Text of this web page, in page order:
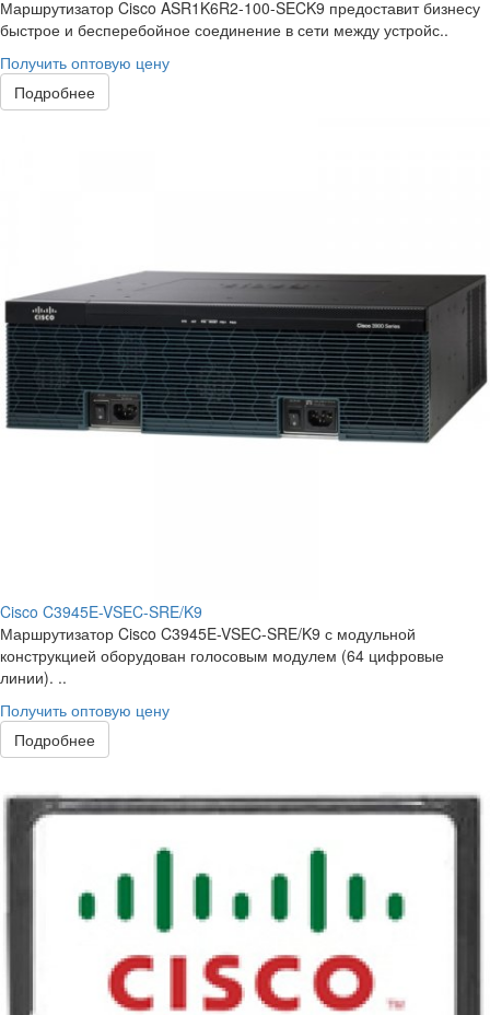
Маршрутизатор Cisco ASR1K6R2-100-SECK9 предоставит бизнесу
быстрое и бесперебойное соединение в сети между устройс..
Получить оптовую цену
Подробнее
Cisco C3945E-VSEC-SRE/K9
Маршрутизатор Cisco C3945E-VSEC-SRE/K9 с модульной
конструкцией оборудован голосовым модулем (64 цифровые
линии). ..
Получить оптовую цену
Подробнее